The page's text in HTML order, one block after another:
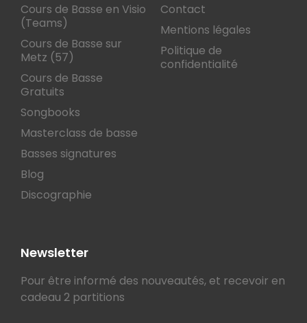
Cours de Basse en Visio
(Teams)
Cours de Basse sur
Metz (57)
Cours de Basse
Gratuits
Songbooks
Masterclass de basse
Basses signatures
Blog
Discographie
Contact
Mentions légales
Politique de
confidentialité
Newsletter
Pour être informé des nouveautés, et recevoir en
cadeau 2 partitions